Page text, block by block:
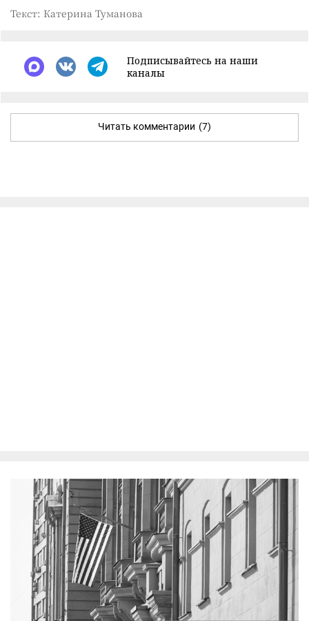
Текст: Катерина Туманова
Подписывайтесь на наши
каналы
Читать комментарии (7)